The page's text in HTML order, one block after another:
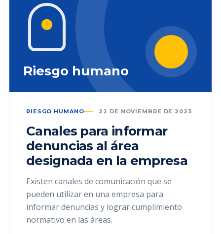
Riesgo humano
RIESGO HUMANO 22 DE NOVIEMBRE DE 2023
Canales para informar
denuncias al área
designada en la empresa
Existen canales de comunicación que se
pueden utilizar en una empresa para
informar denuncias y lograr cumplimiento
normativo en las áreas.